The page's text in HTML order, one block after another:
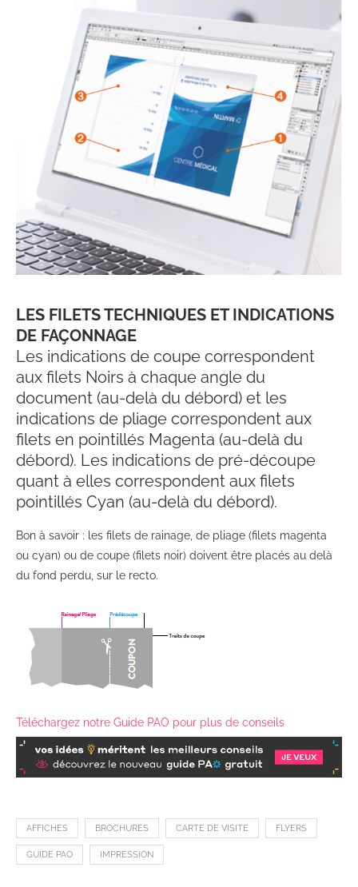
LES FILETS TECHNIQUES ET INDICATIONS
DE FAÇONNAGE
Les indications de coupe correspondent
aux filets Noirs à chaque angle du
document (au-delà du débord) et les
indications de pliage correspondent aux
filets en pointillés Magenta (au-delà du
débord). Les indications de pré-découpe
quant à elles correspondent aux filets
pointillés Cyan (au-delà du débord).
Bon à savoir : les filets de rainage, de pliage (filets magenta
ou cyan) ou de coupe (filets noir) doivent être placés au delà
du fond perdu, sur le recto.
Téléchargez notre Guide PAO pour plus de conseils
AFFICHES BROCHURES CARTE DE VISITE FLYERS
GUIDE PAO IMPRESSION